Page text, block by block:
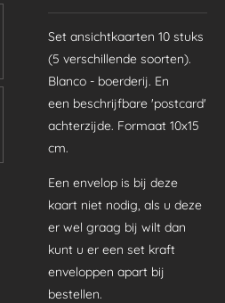
Set ansichtkaarten 10 stuks
(5 verschillende soorten).
Blanco - boerderij. En
een beschrijfbare 'postcard'
achterzijde. Formaat 10x15
cm.
Een envelop is bij deze
kaart niet nodig, als u deze
er wel graag bij wilt dan
kunt u er een set kraft
enveloppen apart bij
bestellen.